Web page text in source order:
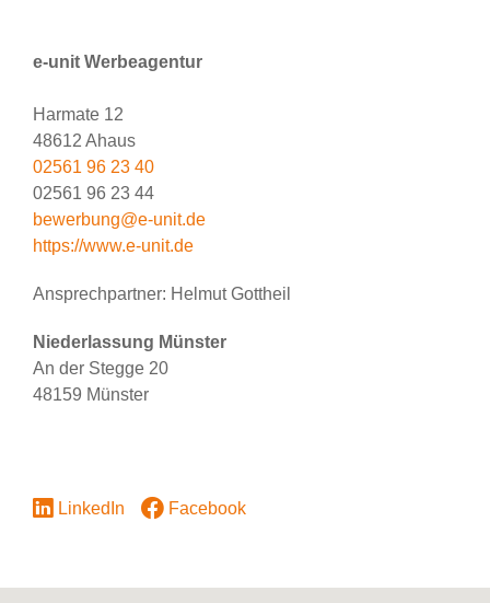
e-unit Werbeagentur
Harmate 12
48612 Ahaus
02561 96 23 40
02561 96 23 44
bewerbung@e-unit.de
https://www.e-unit.de
Ansprechpartner: Helmut Gottheil
Niederlassung Münster
An der Stegge 20
48159 Münster
LinkedIn Facebook